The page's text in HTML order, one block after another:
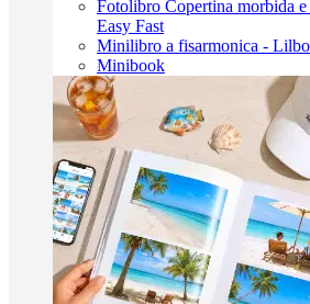
Fotolibro Copertina morbida
Easy Fast
Minilibro a fisarmonica -
Minibook